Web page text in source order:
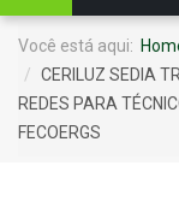
Você está aqui:
CERILUZ SEDIA
REDES PARA
FECOERGS